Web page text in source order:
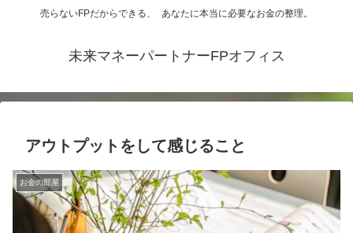
売らないFPだからできる、 あなたに本当に必要なお金の整理。
未来マネーパートナーFPオフィス
アウトプットをして感じること
お金の部屋